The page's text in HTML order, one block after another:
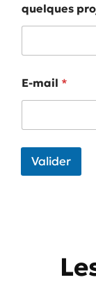
quelques
E-mail *
Valider